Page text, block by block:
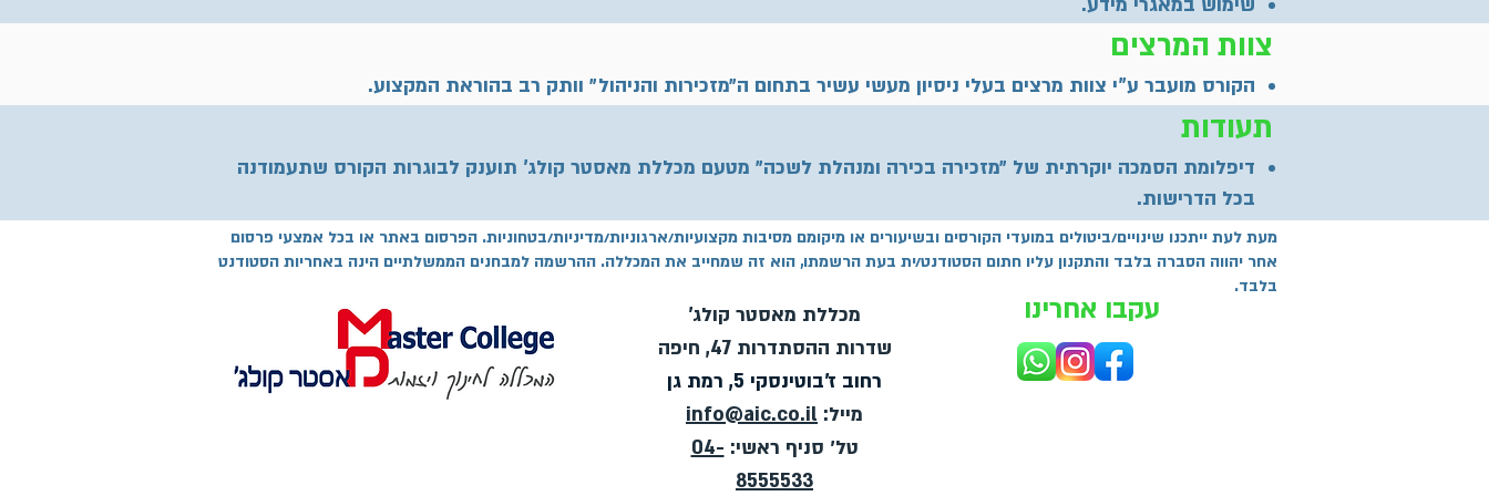
צוות המרצים
הקורס מועבר ע”י צוות מרצים בעלי ניסיון מעשי עשיר בתחום ה״מזכירות והניהול״ וותק רב בהוראת המקצוע.
תעודות
דיפלומת הסמכה יוקרתית של ״מזכירה בכירה ומנהלת לשכה״ מטעם מכללת מאסטר קולג' תוענק לבוגרות הקורס שתעמודנה
בכל הדרישות.
מעת לעת ייתכנו שינויים/ביטולים במועדי הקורסים ובשיעורים או מיקומם מסיבות מקצועיות/ארגוניות/מדיניות/בטחוניות. הפרסום באתר או בכל אמצעי פרסום
אחר יהווה הסברה בלבד והתקנון עליו חתום הסטודנט/ית בעת הרשמתו, הוא זה שמחייב את המכללה. ההרשמה למבחנים הממשלתיים הינה באחריות הסטודנט
בלבד.
מכללת מאסטר קולג'
שדרות ההסתדרות 47, חיפה
רחוב ז'בוטינסקי 5, רמת גן
מייל: info@aic.co.il
טל׳ סניף ראשי: 04-
8555533
עקבו אחרינו